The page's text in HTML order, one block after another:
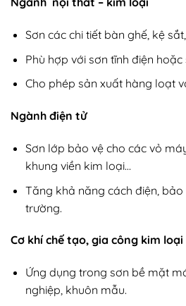
Sơn các chi tiết bàn ghế, kệ
Phù hợp với sơn tĩnh điện hoặc
Cho phép sản xuất hàng loạt
Ngành điện tử
Sơn lớp bảo vệ cho các vỏ
khung viền kim loại…
Tăng khả năng cách điện,
trường.
Cơ khí chế tạo, gia công kim loại
Ứng dụng trong sơn bề mặt
nghiệp, khuôn mẫu.